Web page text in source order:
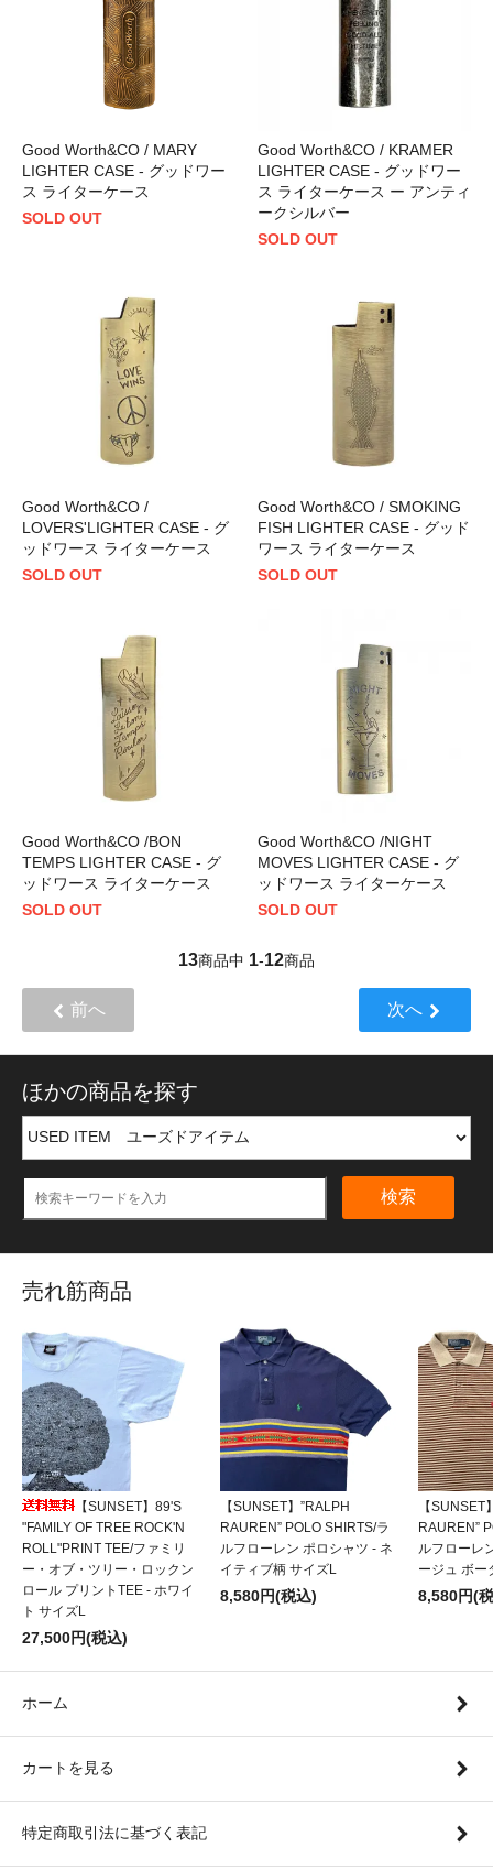
Good Worth&CO / MARY
LIGHTER CASE - グッドワー
ス ライターケース
SOLD OUT
Good Worth&CO / KRAMER
LIGHTER CASE - グッドワー
ス ライターケース ー アンティ
ークシルバー
SOLD OUT
Good Worth&CO /
LOVERS'LIGHTER CASE - グ
ッドワース ライターケース
SOLD OUT
Good Worth&CO / SMOKING
FISH LIGHTER CASE - グッド
ワース ライターケース
SOLD OUT
Good Worth&CO /BON
TEMPS LIGHTER CASE - グ
ッドワース ライターケース
SOLD OUT
Good Worth&CO /NIGHT
MOVES LIGHTER CASE - グ
ッドワース ライターケース
SOLD OUT
13商品中 1-12商品
前へ 次へ
ほかの商品を探す
検索
売れ筋商品
【SUNSET】89'S
"FAMILY OF TREE ROCK'N
ROLL"PRINT TEE/ファミリ
ー・オブ・ツリー・ロックン
ロール プリントTEE - ホワイ
ト サイズL
27,500円(税込)
【SUNSET】”RALPH
RAUREN” POLO SHIRTS/ラ
ルフローレン ポロシャツ - ネ
イティブ柄 サイズL
8,580円(税込)
【SUNSET
RAUREN”
ルフローレ
ージュ ボー
8,580円(
ホーム
カートを見る
特定商取引法に基づく表記